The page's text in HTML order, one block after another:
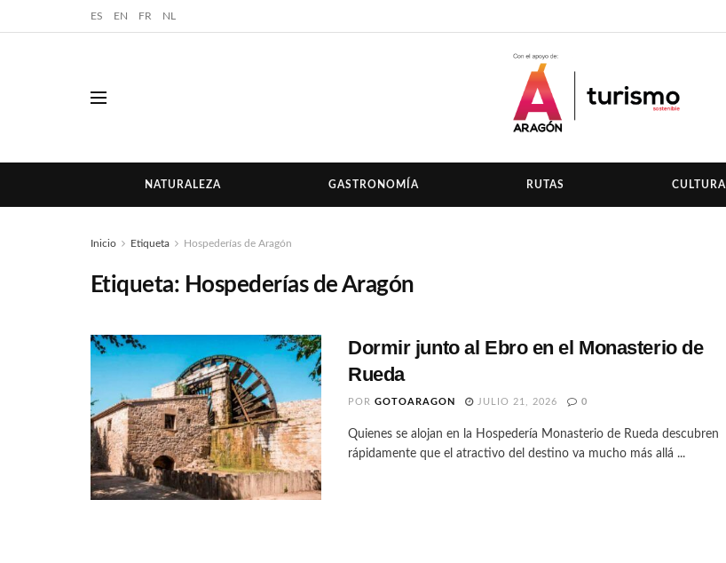
ES EN FR NL
NATURALEZA GASTRONOMÍA RUTAS CULTURA
Inicio Etiqueta Hospederías de Aragón
Etiqueta: Hospederías de Aragón
Dormir junto al Ebro en el Monasterio de
Rueda
POR GOTOARAGON JULIO 21, 2026 0
Quienes se alojan en la Hospedería Monasterio de Rueda descubren
rápidamente que el atractivo del destino va mucho más allá ...